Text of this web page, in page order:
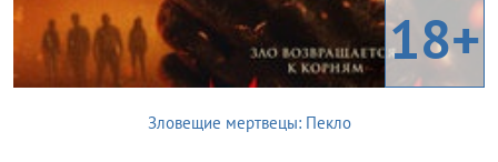
18+
Зловещие мертвецы: Пекло